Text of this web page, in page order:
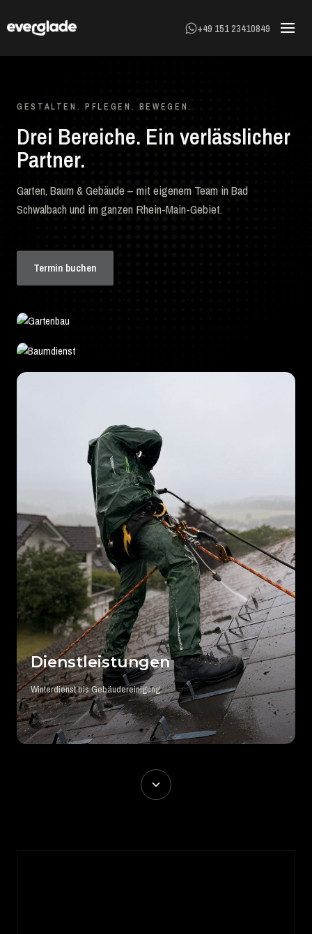
+49 151 23410849
GESTALTEN. PFLEGEN. BEWEGEN.
Drei Bereiche. Ein verlässlicher
Partner.
Garten, Baum & Gebäude – mit eigenem Team in Bad
Schwalbach und im ganzen Rhein-Main-Gebiet.
Termin buchen
Gartenbau
Gestalten, realisieren & pflegen.
Baumdienst
Dienstleistungen
Winterdienst bis Gebäudereinigung.